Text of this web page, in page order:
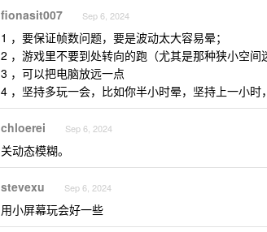
fionasit007 Sep 6, 2024
1 ，要保证帧数问题，要是波动太大容易晕；
2 ，游戏里不要到处转向的跑（尤其是那种狭小空间
3 ，可以把电脑放远一点
4 ，坚持多玩一会，比如你半小时晕，坚持上一小时
chloerei Sep 6, 2024
关动态模糊。
stevexu Sep 6, 2024
用小屏幕玩会好一些